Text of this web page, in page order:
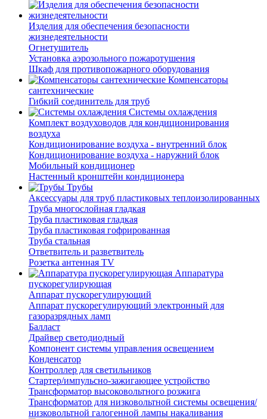
Изделия для обеспечения безопасности
жизнедеятельности
Огнетушитель
Установка аэрозольного пожаротушения
Шкаф для противопожарного оборудования
Компенсаторы
сантехнические
Гибкий соединитель для труб
Системы охлаждения
Комплект воздуховодов для кондиционирования
воздуха
Кондиционирование воздуха - внутренний блок
Кондиционирование воздуха - наружний блок
Мобильный кондиционер
Настенный кронштейн кондиционера
Трубы
Аксессуары для труб пластиковых теплоизолированных
Труба многослойная гладкая
Труба пластиковая гладкая
Труба пластиковая гофрированная
Труба стальная
Ответвитель и разветвитель
Розетка антенная TV
Аппаратура
пускорегулирующая
Аппарат пускорегулирующий
Аппарат пускорегулирующий электронный для
газоразрядных ламп
Балласт
Драйвер светодиодный
Компонент системы управления освещением
Конденсатор
Контроллер для светильников
Стартер/импульсно-зажигающее устройство
Трансформатор высоковольтного розжига
Трансформатор для низковольтной системы освещения/
низковольтной галогенной лампы накаливания